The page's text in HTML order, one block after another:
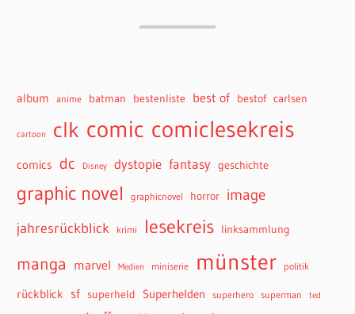
album anime batman bestenliste best of bestof carlsen
cartoon clk comic comiclesekreis
comics dc Disney dystopie fantasy geschichte
graphic novel graphicnovel horror image
jahresrückblick krimi lesekreis linksammlung
manga marvel Medien miniserie münster politik
rückblick sf superheld Superhelden superhero superman ted